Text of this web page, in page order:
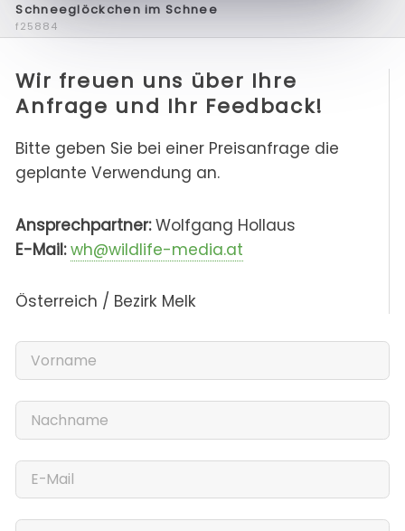
Schneeglöckchen im Schnee
f25884
Wir freuen uns über Ihre
Anfrage und Ihr Feedback!
Bitte geben Sie bei einer Preisanfrage die
geplante Verwendung an.
Ansprechpartner:Wolfgang Hollaus
E-Mail: wh@wildlife-media.at
Österreich / Bezirk Melk